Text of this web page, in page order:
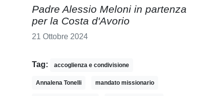
Padre Alessio Meloni in partenza
per la Costa d'Avorio
21 Ottobre 2024
Tag: accoglienza e condivisione
Annalena Tonelli mandato missionario